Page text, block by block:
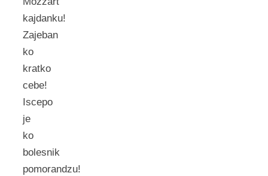
kajdanku!
Zajeban
ko
kratko
cebe!
Iscepo
je
ko
bolesnik
pomorandzu!